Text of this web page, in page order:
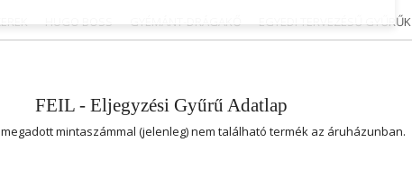
HUGO BOSS GYÉMÁNT-DRÁGAKŐ EGYEDI TERVEZÉSŰ GYŰRŰK
FEIL - Eljegyzési Gyűrű Adatlap
mintaszámmal (jelenleg) nem található termék az áruházunban.